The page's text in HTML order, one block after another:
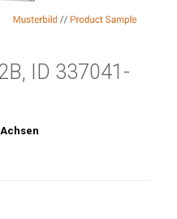
ID 337041-